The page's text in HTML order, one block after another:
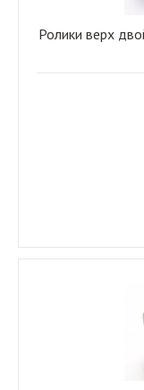
Ролики верх